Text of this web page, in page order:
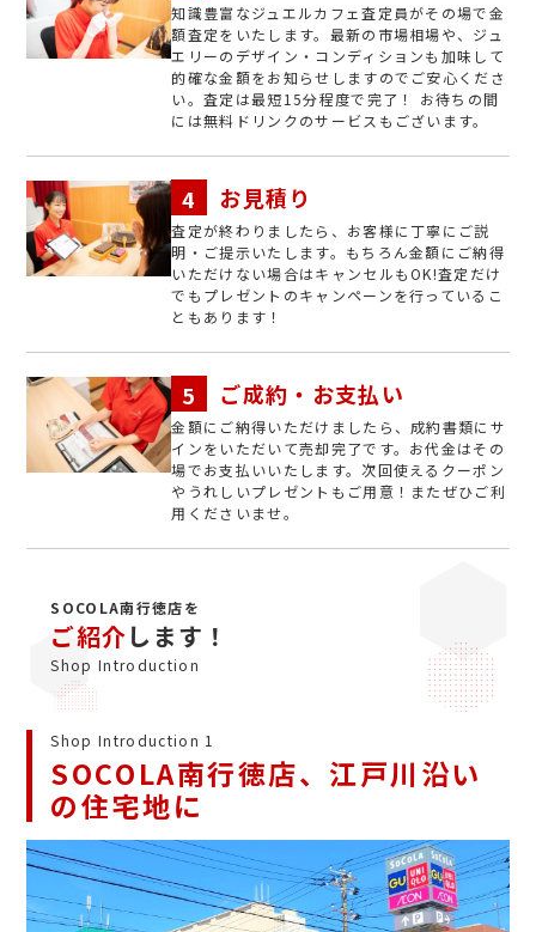
知識豊富なジュエルカフェ査定員がその場で金
額査定をいたします。最新の市場相場や、ジュ
エリーのデザイン・コンディションも加味して
的確な金額をお知らせしますのでご安心くださ
い。査定は最短15分程度で完了！ お待ちの間
には無料ドリンクのサービスもございます。
お見積り
査定が終わりましたら、お客様に丁寧にご説
明・ご提示いたします。もちろん金額にご納得
いただけない場合はキャンセルもOK!査定だけ
でもプレゼントのキャンペーンを行っているこ
ともあります！
ご成約・お支払い
金額にご納得いただけましたら、成約書類にサ
インをいただいて売却完了です。お代金はその
場でお支払いいたします。次回使えるクーポン
やうれしいプレゼントもご用意！またぜひご利
用くださいませ。
SOCOLA南行徳店を
ご紹介します！
Shop Introduction
Shop Introduction 1
SOCOLA南行徳店、江戸川沿い
の住宅地に